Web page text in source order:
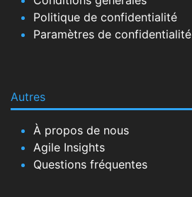
Politique de confidentialité
Paramètres de confidentialité
Autres
À propos de nous
Agile Insights
Questions fréquentes